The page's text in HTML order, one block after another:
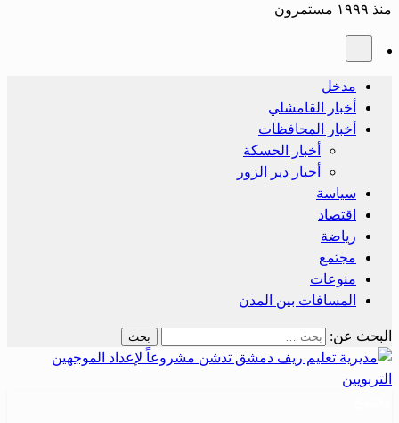
منذ ١٩٩٩ مستمرون
مدخل
أخبار القامشلي
أخبار المحافظات
أخبار الحسكة
أحبار دير الزور
سياسة
اقتصاد
رياضة
مجتمع
منوعات
المسافات بين المدن
البحث عن: